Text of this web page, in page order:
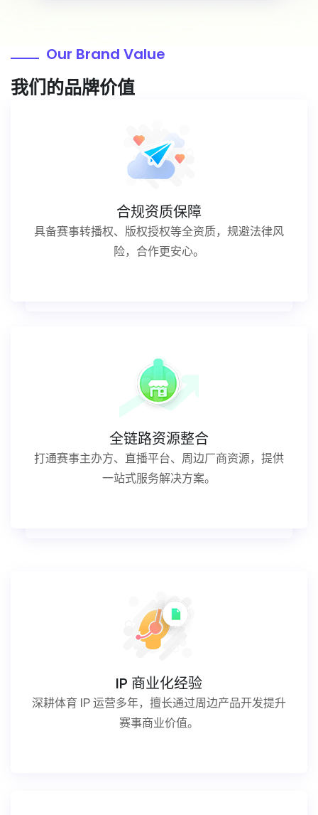
Our Brand Value
我们的品牌价值
合规资质保障
具备赛事转播权、版权授权等全资质，规避法律风
险，合作更安心。
全链路资源整合
打通赛事主办方、直播平台、周边厂商资源，提供
一站式服务解决方案。
IP 商业化经验
深耕体育 IP 运营多年，擅长通过周边产品开发提升
赛事商业价值。